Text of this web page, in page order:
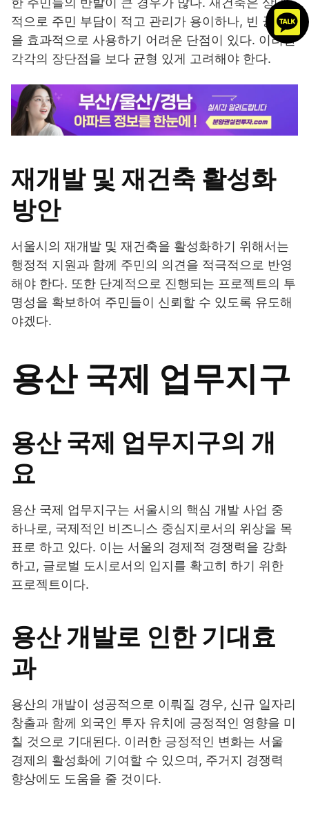
적으로 주민 부담이 적고 관리가 용이하나, 빈 공간
을 효과적으로 사용하기 어려운 단점이 있다. 이러한
각각의 장단점을 보다 균형 있게 고려해야 한다.
재개발 및 재건축 활성화
방안
서울시의 재개발 및 재건축을 활성화하기 위해서는
행정적 지원과 함께 주민의 의견을 적극적으로 반영
해야 한다. 또한 단계적으로 진행되는 프로젝트의 투
명성을 확보하여 주민들이 신뢰할 수 있도록 유도해
야겠다.
용산 국제 업무지구
용산 국제 업무지구의 개
요
용산 국제 업무지구는 서울시의 핵심 개발 사업 중
하나로, 국제적인 비즈니스 중심지로서의 위상을 목
표로 하고 있다. 이는 서울의 경제적 경쟁력을 강화
하고, 글로벌 도시로서의 입지를 확고히 하기 위한
프로젝트이다.
용산 개발로 인한 기대효
과
용산의 개발이 성공적으로 이뤄질 경우, 신규 일자리
창출과 함께 외국인 투자 유치에 긍정적인 영향을 미
칠 것으로 기대된다. 이러한 긍정적인 변화는 서울
경제의 활성화에 기여할 수 있으며, 주거지 경쟁력
향상에도 도움을 줄 것이다.